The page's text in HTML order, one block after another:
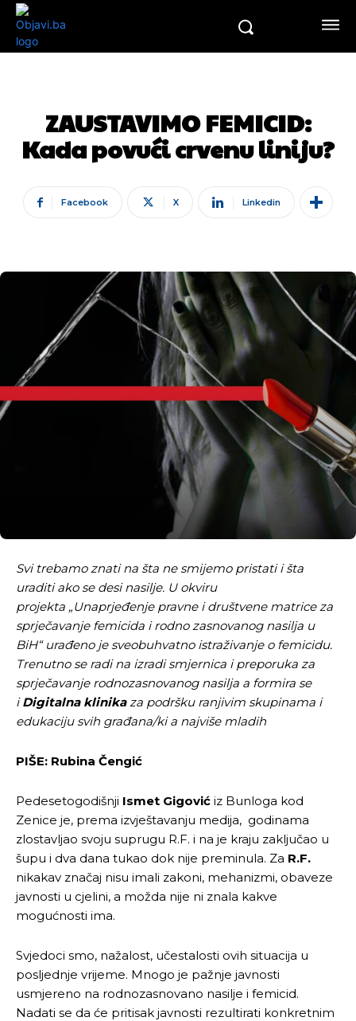
ZAUSTAVIMO FEMICID:
Kada povući crvenu liniju?
Facebook X Linkedin
Svi trebamo znati na šta ne smijemo pristati i šta
uraditi ako se desi nasilje. U okviru
projekta „Unaprjeđenje pravne i društvene matrice za
sprječavanje femicida i rodno zasnovanog nasilja u
BiH“ urađeno je sveobuhvatno istraživanje o femicidu.
Trenutno se radi na izradi smjernica i preporuka za
sprječavanje rodnozasnovanog nasilja a formira se
iDigitalna klinikaza podršku ranjivim skupinama i
edukaciju svih građana/ki a najviše mladih
PIŠE: Rubina Čengić
Pedesetogodišnji Ismet Gigović iz Bunloga kod
Zenice je, prema izvještavanju medija, godinama
zlostavljao svoju suprugu R.F. i na je kraju zaključao u
šupu i dva dana tukao dok nije preminula. Za R.F.
nikakav značaj nisu imali zakoni, mehanizmi, obaveze
javnosti u cjelini, a možda nije ni znala kakve
mogućnosti ima.
Svjedoci smo, nažalost, učestalosti ovih situacija u
posljednje vrijeme. Mnogo je pažnje javnosti
usmjereno na rodnozasnovano nasilje i femicid.
Nadati se da će pritisak javnosti rezultirati konkretnim